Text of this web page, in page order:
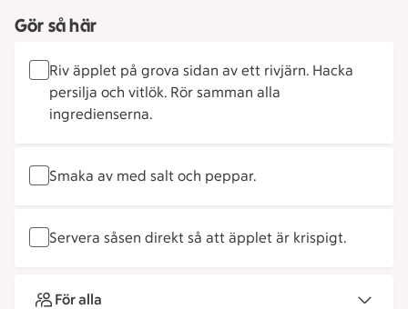
Gör så här
Riv äpplet på grova sidan av ett rivjärn. Hacka
persilja och vitlök. Rör samman alla
ingredienserna.
Smaka av med salt och peppar.
Servera såsen direkt så att äpplet är krispigt.
För alla